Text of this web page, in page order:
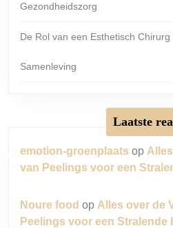
Gezondheidszorg
De Rol van een Esthetisch
Samenleving
Laatste
emotion-groenplaats op
van Peelings voor een
Noure food op Alles over de
Peelings voor een Stralende